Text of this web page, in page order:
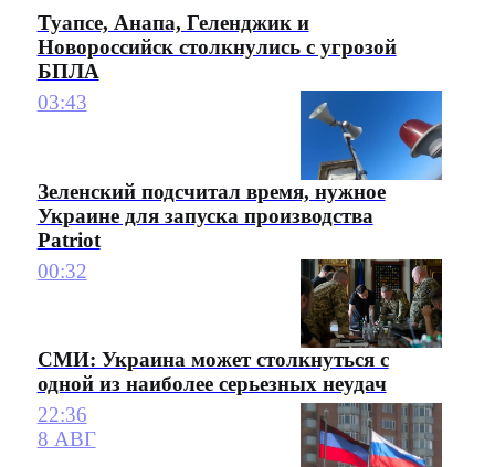
Туапсе, Анапа, Геленджик и
Новороссийск столкнулись с угрозой
БПЛА
03:43
Зеленский подсчитал время, нужное
Украине для запуска производства
Patriot
00:32
СМИ: Украина может столкнуться с
одной из наиболее серьезных неудач
22:36
8 АВГ